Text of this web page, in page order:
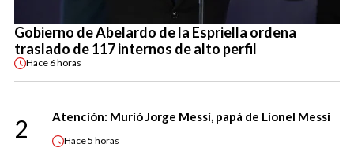
Gobierno de Abelardo de la Espriella ordena
traslado de 117 internos de alto perfil
Hace 6 horas
2 Atención: Murió Jorge Messi, papá de Lionel Messi
Hace5 horas